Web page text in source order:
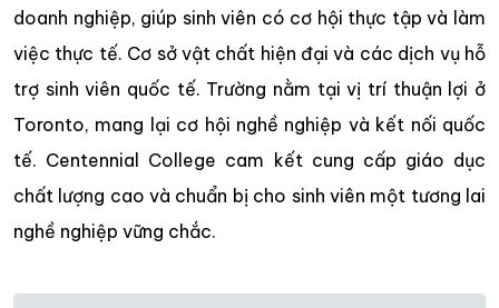
doanh nghiệp, giúp sinh viên có cơ hội thực tập và làm
việc thực tế. Cơ sở vật chất hiện đại và các dịch vụ hỗ
trợ sinh viên quốc tế. Trường nằm tại vị trí thuận lợi ở
Toronto, mang lại cơ hội nghề nghiệp và kết nối quốc
tế. Centennial College cam kết cung cấp giáo dục
chất lượng cao và chuẩn bị cho sinh viên một tương lai
nghề nghiệp vững chắc.